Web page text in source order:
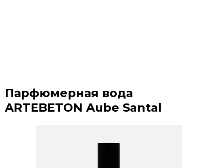
Парфюмерная вода
ARTEBETON Aube Santal